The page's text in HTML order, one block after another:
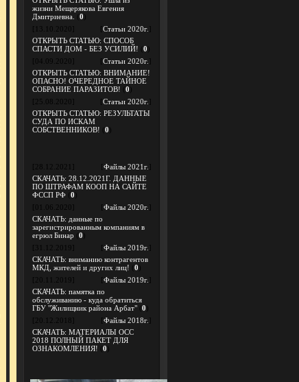
жизни Мещерякова Евгения
Дмитриевна.
0 )
[13.10.2020]
[Статьи 2020г.
ОТКРЫТЬ СТАТЬЮ: СПОСОБ
СПАСТИ ДОМ - БЕЗ УСИЛИЙ!
0 )
[04.09.2020]
[Статьи 2020г.
ОТКРЫТЬ СТАТЬЮ: ВНИМАНИЕ!
ОПАСНО! ОЧЕРЕДНОЕ ТАЙНОЕ
СОБРАНИЕ ПАРАЗИТОВ!
0 )
[25.08.2020]
[Статьи 2020г.
ОТКРЫТЬ СТАТЬЮ: РЕЗУЛЬТАТЫ
СУДА ПО ИСКАМ
СОБСТВЕННИКОВ!
0 )
[28.12.2021] [Файлы 2021г.
СКАЧАТЬ: 28.12.2021Г. ДАННЫЕ
ПО ШТРАФАМ КООП НА САЙТЕ
ФССП РФ 0 )
[01.06.2020]
[Файлы 2020г.
СКАЧАТЬ: данные по
зарегистрированным компаниям в
егрюл Бинар
0 )
[31.12.2019]
[Файлы 2019г.
СКАЧАТЬ: вниманию контрагентов
МКД, жителей и других лиц!
0 )
[20.11.2019]
[Файлы 2019г.
СКАЧАТЬ: памятка по
обслуживанию - куда обратиться
ГБУ "Жилищник района Арбат" 0 )
[20.12.2018]
[Файлы 2018г.
СКАЧАТЬ: МАТЕРИАЛЫ ОСС
2018 ПОЛНЫЙ ПАКЕТ ДЛЯ
ОЗНАКОМЛЕНИЯ!
0 )